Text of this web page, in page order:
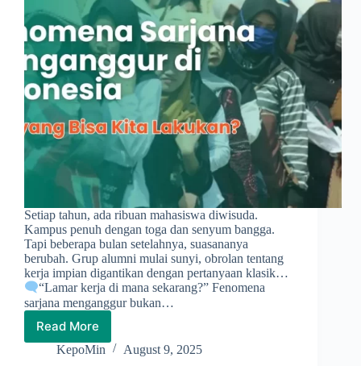
Setiap tahun, ada ribuan mahasiswa diwisuda.
Kampus penuh dengan toga dan senyum bangga.
Tapi beberapa bulan setelahnya, suasananya
berubah. Grup alumni mulai sunyi, obrolan tentang
kerja impian digantikan dengan pertanyaan klasik…
“Lamar kerja di mana sekarang?” Fenomena
sarjana menganggur bukan…
Read More
Fenomena
Sarjana
KepoMin August 9, 2025